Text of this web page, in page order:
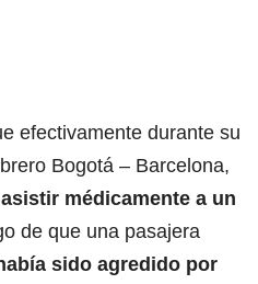
efectivamente durante su
Bogotá – Barcelona,
médicamente a un
de que una pasajera
sido agredido por